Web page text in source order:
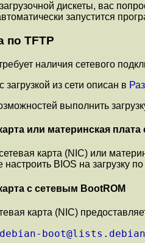
дискеты, вас
запустится
по TFTP
наличия сетевого
загрузкой из сети описан в
выполнить
или материнская
карта (NIC) или
BIOS на загрузку по
с сетевым BootROM
карта (NIC)
debian-